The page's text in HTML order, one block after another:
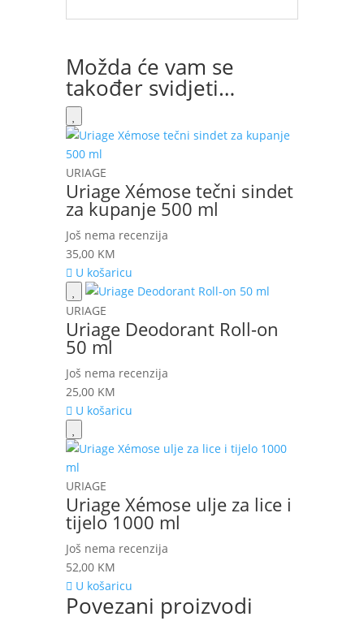
Možda će vam se
također svidjeti…
URIAGE
Uriage Xémose tečni sindet
za kupanje 500 ml
Još nema recenzija
35,00 KM
U košaricu
URIAGE
Uriage Deodorant Roll-on
50 ml
Još nema recenzija
25,00 KM
U košaricu
URIAGE
Uriage Xémose ulje za lice i
tijelo 1000 ml
Još nema recenzija
52,00 KM
U košaricu
Povezani proizvodi